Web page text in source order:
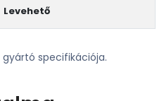
Levehető
specifikációja.